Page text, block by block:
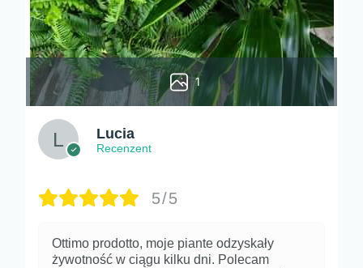
1
Lucia
Recenzent
5/5
Ottimo prodotto, moje piante odzyskały
żywotność w ciągu kilku dni. Polecam